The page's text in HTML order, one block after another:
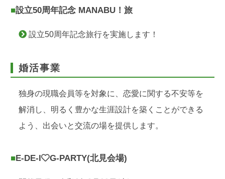
■設立50周年記念 MANABU！旅
設立50周年記念旅行を実施します！
婚活事業
独身の現職会員等を対象に、恋愛に関する不安等を
解消し、明るく豊かな生涯設計を築くことができる
よう、出会いと交流の場を提供します。
■E-DE-I G-PARTY(北見会場)